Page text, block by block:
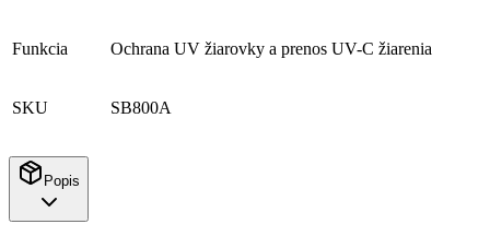
Funkcia Ochrana UV žiarovky a prenos UV-C žiarenia
SKU SB800A
Popis